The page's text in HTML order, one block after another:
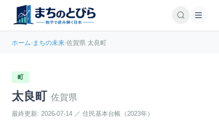
ホーム›まちの未来›佐賀県 太良町
町
太良町 佐賀県
最終更新: 2026-07-14 ／ 住民基本台帳（2023年）